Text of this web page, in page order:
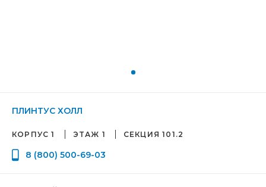
ПЛИНТУС ХОЛЛ
КОРПУС 1 ЭТАЖ 1 СЕКЦИЯ 101.2
8 (800) 500-69-03